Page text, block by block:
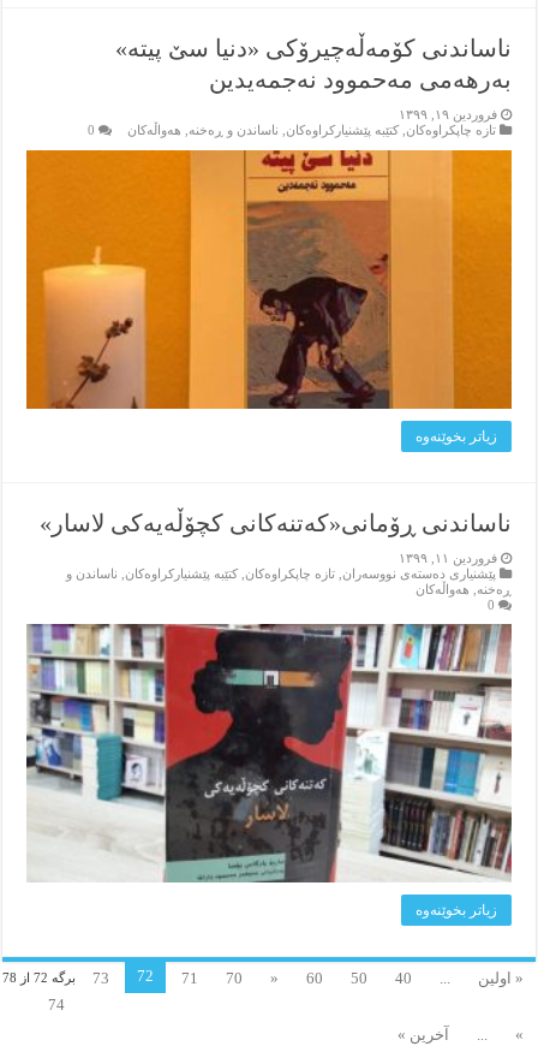
ناساندنی كۆمەڵەچیرۆكی «دنیا سێ پیتە»
بەرهەمی مەحموود نەجمەیدین
فروردین ۱۹, ۱۳۹۹
تازه‌ چاپکراوه‌کان,کتێبه‌ پێشنیارکراوه‌کان, ناساندن و ڕه‌خنه‌, هه‌واڵه‌کان 0
زیاتر بخوێنه‌وه‌
ناساندنی ڕۆمانی«کەتنەکانی کچۆڵەیەکی لاسار»
فروردین ۱۱, ۱۳۹۹
پێشنیاری ده‌سته‌ی نووسه‌ران ,تازه‌ چاپکراوه‌کان ,کتێبه‌ پێشنیارکراوه‌کان
ناساندن و
ڕه‌خنه‌
هه‌واڵه‌کان
0
زیاتر بخوێنه‌وه‌
برگه 72 از 78 « اولین ...
40
50
60
«
70
71
72
73
74
»
... آخرین »